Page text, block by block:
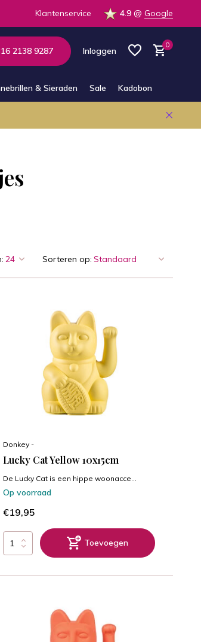
Klantenservice 4.9 @ Google
2138 9287 Inloggen
0
& Sieraden Sale Kadobon
Sorteren op:
Donkey -
Lucky Cat Yellow 10x15cm
De Lucky Cat is een hippe woonacce...
Op voorraad
€19,95
Toevoegen